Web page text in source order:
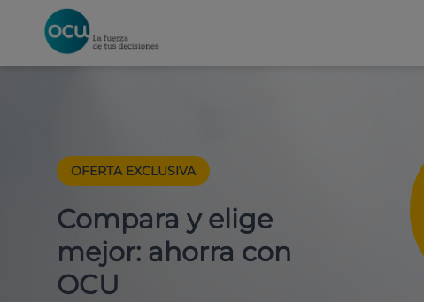
OFERTA EXCLUSIVA
Compara y elige
mejor: ahorra con
OCU